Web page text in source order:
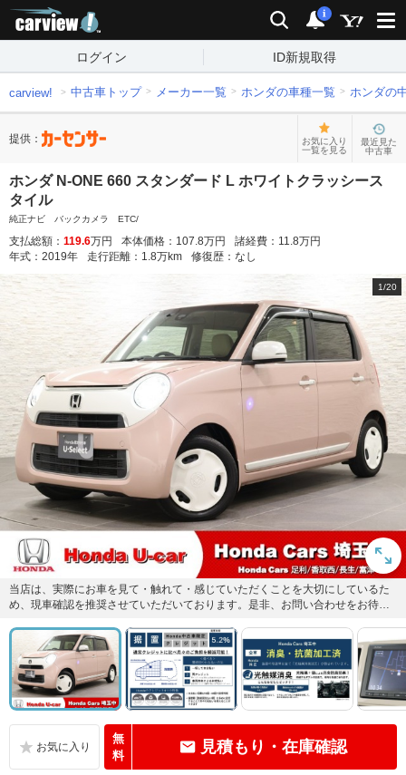
検索 通知
i
ログイン ID新規取得
carview! 中古車トップ メーカー一覧 ホンダの車種一覧 ホンダの
提供：
お気に入り
一覧を見る
最近見た
中古車
ホンダ N-ONE 660 スタンダード L ホワイトクラッシース
タイル
純正ナビ バックカメラ ETC/
支払総額： 119.6万円 本体価格： 107.8万円 諸経費： 11.8万円
年式： 2019年 走行距離： 1.8万km 修復歴： なし
1/20
当店は、実際にお車を見て・触れて・感じていただくことを大切にしているた
め、現車確認を推奨させていただいております。是非、お問い合わせをお待ち
無
料
見積もり・在庫確認